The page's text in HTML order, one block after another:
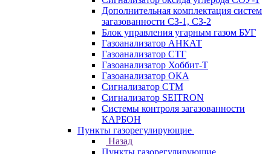
Дополнительная комплектация систем
загазованности СЗ-1, СЗ-2
Блок управления угарным газом БУГ
Газоанализатор АНКАТ
Газоанализатор СТГ
Газоанализатор Хоббит-Т
Газоанализатор ОКА
Сигнализатор СТМ
Сигнализатор SEITRON
Системы контроля загазованности
КАРБОН
Пункты газорегулирующие
Назад
Пункты газорегулирующие